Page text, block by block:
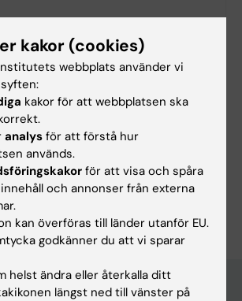
02-02
kakor (cookies)
webbplats använder vi
kakor för att webbplatsen ska
analys för att förstå hur
används.
för att visa och spåra
och annonser från externa
kan överföras till länder utanför EU.
godkänner du att vi sparar
helst ändra eller återkalla ditt
längst ned till vänster på